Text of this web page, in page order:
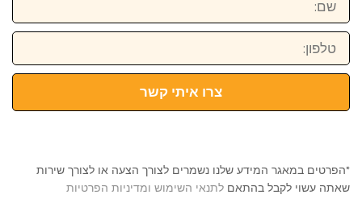
טלפון:
צרו איתי קשר
*הפרטים במאגר המידע שלנו נשמרים לצורך הצעה או לצורך שירות
שאתה עשוי לקבל בהתאם לתנאי השימוש ומדיניות הפרטיות